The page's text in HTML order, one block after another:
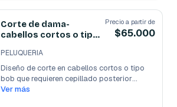
Corte de dama-
cabellos cortos o tipo
Precio a partir de
$65.000
PELUQUERIA
Diseño de corte en cabellos cortos o tipo
bob que requieren cepillado posterior...
Ver más